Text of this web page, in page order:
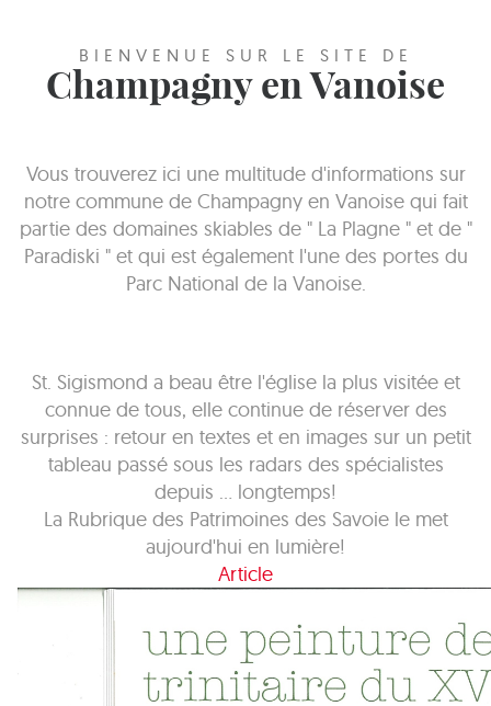
BIENVENUE SUR LE SITE DE
Champagny en Vanoise
Vous trouverez ici une multitude d'informations sur
notre commune de Champagny en Vanoise qui fait
partie des domaines skiables de " La Plagne " et de "
Paradiski " et qui est également l'une des portes du
Parc National de la Vanoise.
St. Sigismond a beau être l'église la plus visitée et
connue de tous, elle continue de réserver des
surprises : retour en textes et en images sur un petit
tableau passé sous les radars des spécialistes
depuis ... longtemps!
La Rubrique des Patrimoines des Savoie le met
aujourd'hui en lumière!
Article